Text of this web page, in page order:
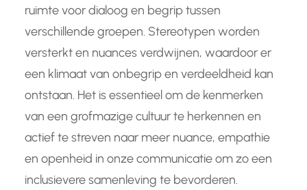
ruimte voor dialoog en begrip tussen
verschillende groepen. Stereotypen worden
versterkt en nuances verdwijnen, waardoor er
een klimaat van onbegrip en verdeeldheid kan
ontstaan. Het is essentieel om de kenmerken
van een grofmazige cultuur te herkennen en
actief te streven naar meer nuance, empathie
en openheid in onze communicatie om zo een
inclusievere samenleving te bevorderen.